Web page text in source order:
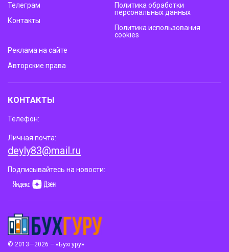
© 2013—2026 – «Бухгуру»
Телеграм
Контакты
Политика обработки
персональных данных
Политика использования
cookies
Реклама на сайте
Авторские права
КОНТАКТЫ
Телефон:
Личная почта:
deyly83@mail.ru
Подписывайтесь на новости: